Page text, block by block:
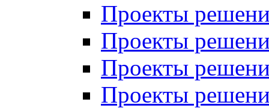
Проекты
Проекты
Проекты
Проекты